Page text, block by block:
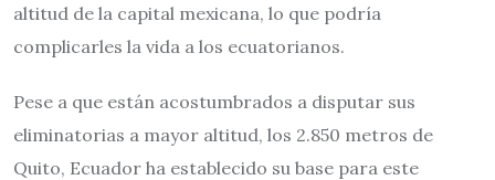
altitud de la capital mexicana, lo que podría
complicarles la vida a los ecuatorianos.
Pese a que están acostumbrados a disputar sus
eliminatorias a mayor altitud, los 2.850 metros de
Quito, Ecuador ha establecido su base para este